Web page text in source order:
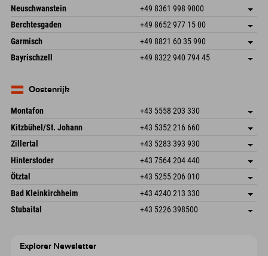
An der Breitach 3
87538 Fischen I. Allgäu
Duitsland
Adres opslaan
Aankomstinformatie
Booking
Neuschwanstein +49 8361 998 9000
An der Riese 45
87484 Nesselwang im Allgäu
Duitsland
Adres opslaan
Booking
Berchtesgaden +49 8652 977 15 00
Hofreitstr. 7
83471 Schönau am Königssee
Duitsland
Adres opslaan
Aankomstinformatie
Booking
Garmisch +49 8821 60 35 990
Frickenstraße 22
82490 Farchant
Adres opslaan
Bayrischzell +49 8322 940 794 45
Duitsland
Oostenrijk
Montafon +43 5558 203 330
Dorfstr. 127b
6793 Gaschurn/Montafon
Oostenrijk
Adres opslaan
Aankomstinformatie
Booking
Kitzbühel/St. Johann +43 5352 216 660
Speckbacherstraße 87
Oostenrijk
Adres opslaan
Booking
Zillertal +43 5283 393 930
Schmiedau 2
6272 Kaltenbach im Zillertal
Oostenrijk
Adres opslaan
Aankomstinformatie
Booking
Hinterstoder +43 7564 204 440
Freizeitpark 10
Oostenrijk
Adres opslaan
Booking
Ötztal +43 5255 206 010
Gscheat 14
6441 Umhausen
Oostenrijk
Adres opslaan
Aankomstinformatie
Booking
Bad Kleinkirchheim +43 4240 213 330
Dorfstraße 24
Adres opslaan
Stubaital +43 5226 398500
Explorer Newsletter